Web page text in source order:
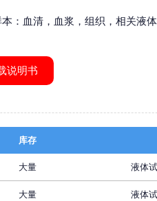
：血清，血浆，组织，相关液
说明书
库存
大量 液体
大量 液体